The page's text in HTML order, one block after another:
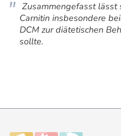
Zusammengefasst lässt
Carnitin insbesondere
DCM zur diätetischen
sollte.